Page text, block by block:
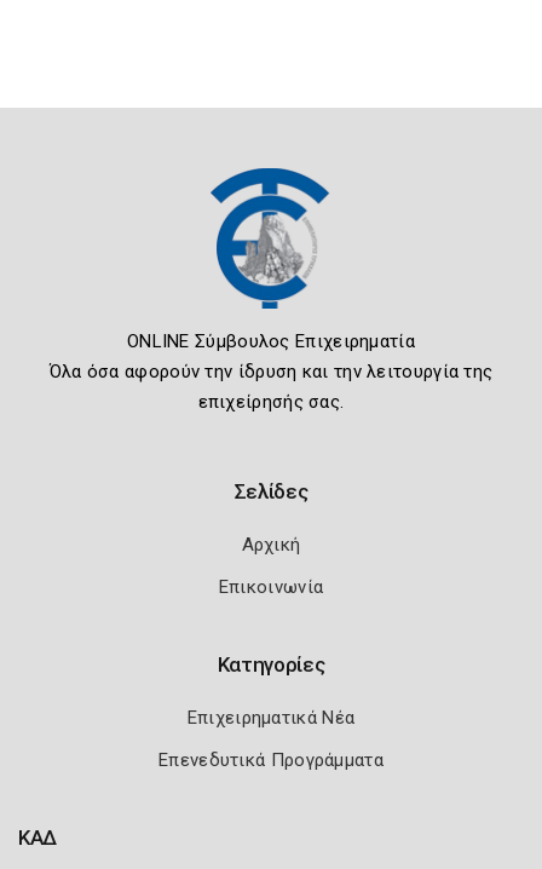
ONLINE Σύμβουλος Επιχειρηματία
Όλα όσα αφορούν την ίδρυση και την λειτουργία της
επιχείρησής σας.
Σελίδες
Αρχική
Επικοινωνία
Κατηγορίες
Επιχειρηματικά Νέα
Επενεδυτικά Προγράμματα
ΚΑΔ